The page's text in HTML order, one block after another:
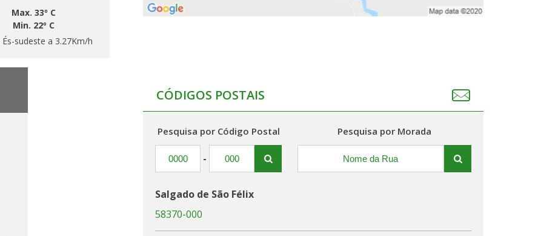
Max. 33º C
Min. 22º C
És-sudeste a 3.27Km/h
CÓDIGOS POSTAIS
Pesquisa por Código Postal
-
Pesquisa por Morada
Salgado de São Félix
58370-000